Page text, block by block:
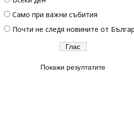
Само при важни събития
Почти не следя новините от
Покажи резултатите